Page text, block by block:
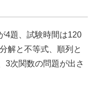
4題、試験時間は120
解と不等式、順列と
3次関数の問題が出さ